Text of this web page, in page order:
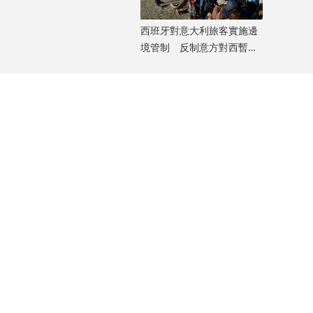
西班牙對意大利旅客實施邊
境管制 反制意方對西暫停